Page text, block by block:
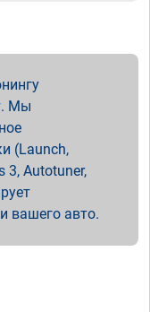
Мы
(Launch,
3, Autotuner,
вашего авто.